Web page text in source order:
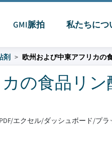
GMI脈拍 私たちにつ
剤 欧州および中東アフリカの
の食品リ
エクセル/ダッシュボード/プ